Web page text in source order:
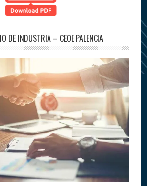
DE INDUSTRIA – CEOE PALENCIA